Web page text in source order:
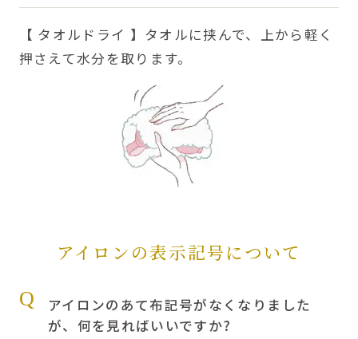
【 タオルドライ 】タオルに挟んで、上から軽く
押さえて水分を取ります。
アイロンの表示記号について
Q
アイロンのあて布記号がなくなりました
が、何を見ればいいですか?